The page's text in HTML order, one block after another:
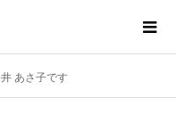
あさ子です